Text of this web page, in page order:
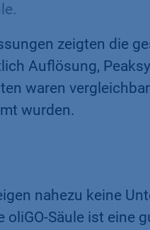
zeigten die
Auflösung,
waren
wurden.
nahezu keine
oliGO-Säule ist